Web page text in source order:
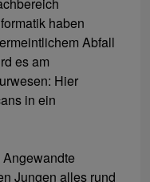
haben
Abfall
es am
Hier
in ein
Jungen alles rund